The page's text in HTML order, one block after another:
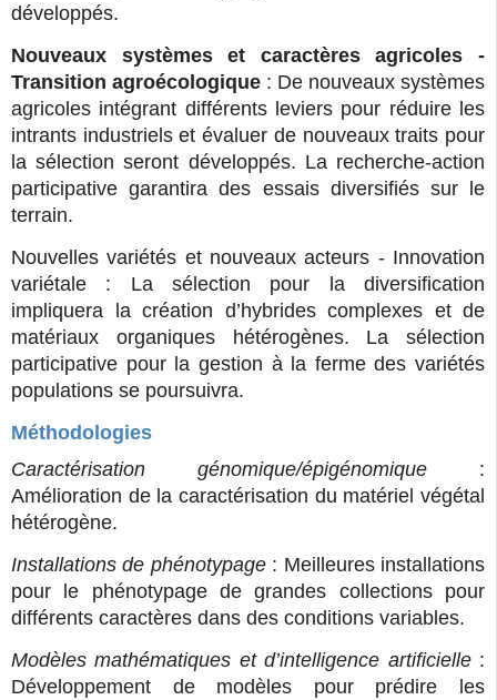
développés.
Nouveaux systèmes et caractères agricoles -
Transition agroécologique : De nouveaux systèmes
agricoles intégrant différents leviers pour réduire les
intrants industriels et évaluer de nouveaux traits pour
la sélection seront développés. La recherche-action
participative garantira des essais diversifiés sur le
terrain.
Nouvelles variétés et nouveaux acteurs - Innovation
variétale : La sélection pour la diversification
impliquera la création d’hybrides complexes et de
matériaux organiques hétérogènes. La sélection
participative pour la gestion à la ferme des variétés
populations se poursuivra.
Méthodologies
Caractérisation génomique/épigénomique :
Amélioration de la caractérisation du matériel végétal
hétérogène.
Installations de phénotypage: Meilleures installations
pour le phénotypage de grandes collections pour
différents caractères dans des conditions variables.
Modèles mathématiques et d’intelligence artificielle:
Développement de modèles pour prédire les